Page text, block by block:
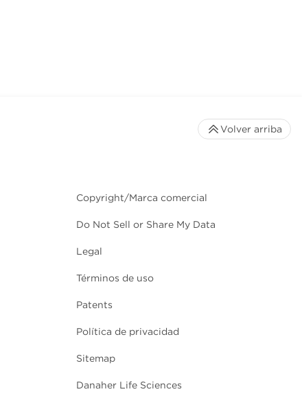
Copyright/Marca comercial
Do Not Sell or Share My Data
Legal
Términos de uso
Patents
Política de privacidad
Sitemap
Danaher Life Sciences
Volver arriba